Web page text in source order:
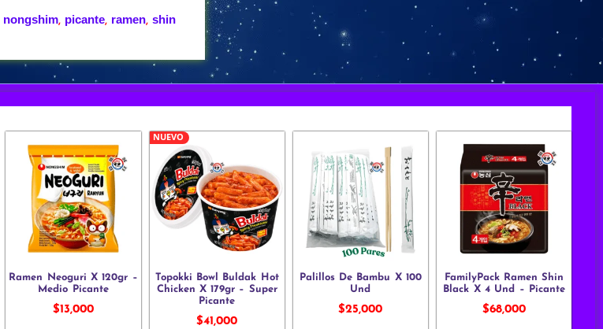
nongshim, picante, ramen, shin
Ramen Neoguri X 120gr –
Medio Picante
$13,000
NUEVO
Topokki Bowl Buldak Hot
Chicken X 179gr – Super
Picante
$41,000
Palillos De Bambu X 100
Und
$25,000
FamilyPack Ramen Shin
Black X 4 Und – Picante
$68,000